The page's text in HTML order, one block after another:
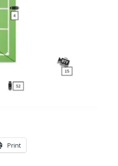
Print